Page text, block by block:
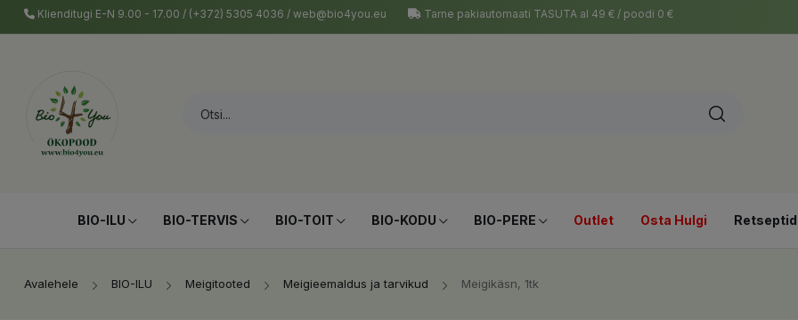
Klienditugi E-N 9.00 - 17.00 / (+372) 5305 4036 / web@bio4you.eu Tarne pakiautomaati TASUTA al 49 € / poodi 0 €
BIO-ILU BIO-TERVIS BIO-TOIT BIO-KODU BIO-PERE Outlet Osta Hulgi Retseptid
Avalehele BIO-ILU Meigitooted Meigieemaldus ja tarvikud Meigikäsn, 1tk